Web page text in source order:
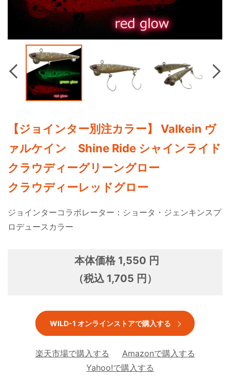
Previous
Next
【ジョインター別注カラー】 Valkein ヴ
ァルケイン Shine Ride シャインライド
クラウディーグリーングロー
クラウディーレッドグロー
ジョインターコラボレーター：ショータ・ジェンキンスプ
ロデュースカラー
本体価格 1,550 円
（税込 1,705 円）
WILD-1 オンラインストアで購入する
楽天市場で購入する
Amazonで購入する
Yahoo!で購入する